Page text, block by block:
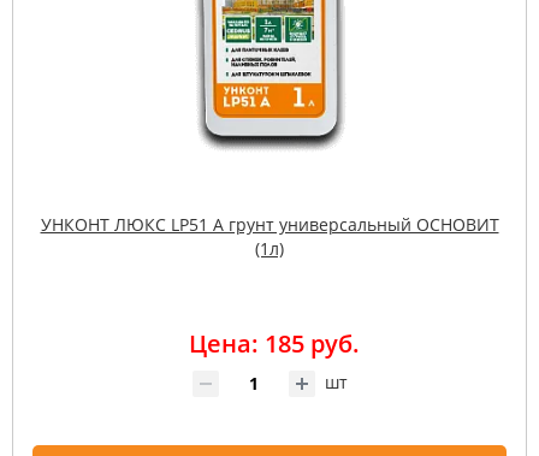
УНКОНТ ЛЮКС LP51 A грунт универсальный ОСНОВИТ
(1л)
Цена: 185 руб.
шт